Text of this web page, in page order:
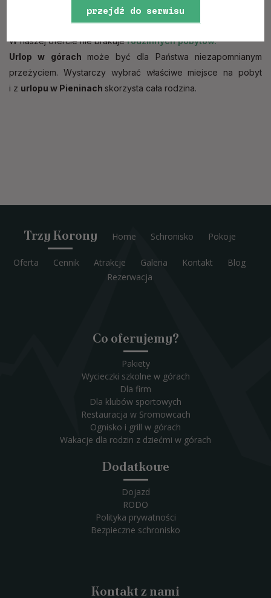
W naszej ofercie nie brakujerodzinnych pobytów.
Urlop w górach może być dla Państwa niezapomnianym
przeżyciem. Wystarczy wybrać właściwe miejsce na pobyt
i z urlopu w Pieninach skorzysta cała rodzina.
Trzy Korony Home Schronisko Pokoje
Oferta Cennik Atrakcje Galeria Kontakt
Blog
Rezerwacja
Co oferujemy?
Pakiety
Wycieczki szkolne w górach
Dla firm
Dla klubów sportowych
Restauracja w Sromowcach
Ognisko i grill w górach
Wakacje dla rodzin z dziećmi w górach
Dodatkowe
Dojazd
RODO
Polityka prywatności
Bezpieczne schronisko
Kontakt z nami
przejdź do serwisu